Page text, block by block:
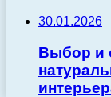
30.01.2026
Выбор и